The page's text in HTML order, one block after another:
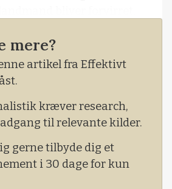
mere?
artikel fra Effektivt
kræver research,
til relevante kilder.
gerne tilbyde dig et
i 30 dage for kun